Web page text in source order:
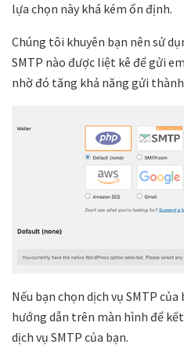
lựa chọn này khá kém ổn định.
Chúng tôi khuyên bạn nên sử
SMTP nào được liệt kê để gửi
nhờ đó tăng khả năng gửi
Nếu bạn chọn dịch vụ SMTP
hướng dẫn trên màn hình để
dịch vụ SMTP của bạn.